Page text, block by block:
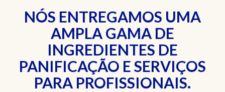
NÓS ENTREGAMOS UMA
AMPLA GAMA DE
INGREDIENTES DE
PANIFICAÇÃO E SERVIÇOS
PARA PROFISSIONAIS.